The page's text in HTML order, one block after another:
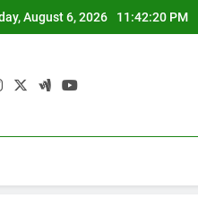
August 6, 2026 11:42:20 PM